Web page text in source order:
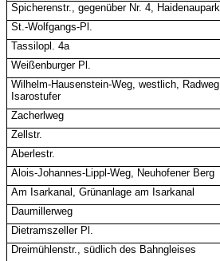
Spicherenstr., gegenüber Nr. 4, Haidenaupark
St.-Wolfgangs-Pl.
Tassilopl. 4a
Weißenburger Pl.
Wilhelm-Hausenstein-Weg, westlich, Radweg
Isarostufer
Zacherlweg
Zellstr.
Aberlestr.
Alois-Johannes-Lippl-Weg, Neuhofener Berg
Am Isarkanal, Grünanlage am Isarkanal
Daumillerweg
Dietramszeller Pl.
Dreimühlenstr., südlich des Bahngleises